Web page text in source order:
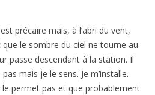
précaire mais, à l’abri du vent,
que le sombre du ciel ne tourne au
passe descendant à la station. Il
mais je le sens. Je m’installe.
permet pas et que probablement